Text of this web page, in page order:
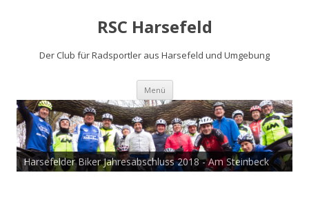
RSC Harsefeld
Der Club für Radsportler aus Harsefeld und Umgebung
Menü Zum
springen
Harsefelder Biker Jahresabschluss 2018 - Am Steinbeck